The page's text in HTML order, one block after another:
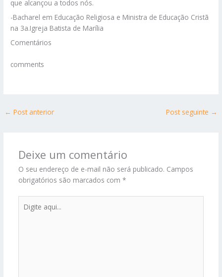
que alcançou a todos nós.
-Bacharel em Educação Religiosa e Ministra de Educação Cristã
na 3a.Igreja Batista de Marília
Comentários
comments
← Post anterior Post seguinte →
Deixe um comentário
O seu endereço de e-mail não será publicado. Campos
obrigatórios são marcados com *
aqui...